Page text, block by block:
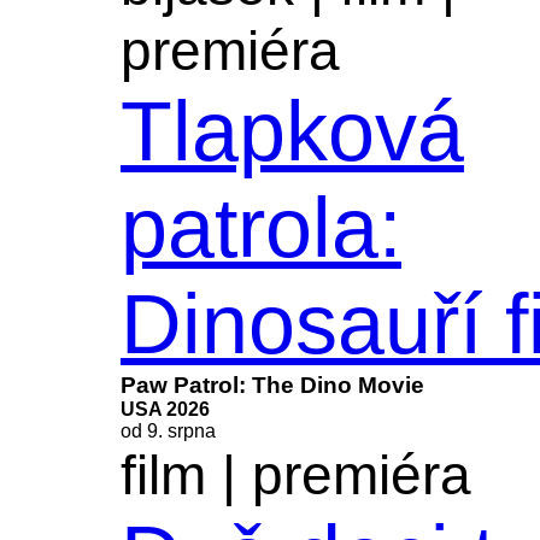
KOUPIT
premiéra
Tlapková
patrola:
Dinosauří
Paw Patrol: The Dino Movie
USA 2026
od 9. srpna
film | premiéra